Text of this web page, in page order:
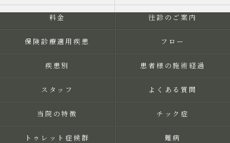
料金 往診のご案内
保険診療適用疾患 フロー
疾患別 患者様の施術経過
スタッフ よくある質問
当院の特徴 チック症
トゥレット症候群 難病